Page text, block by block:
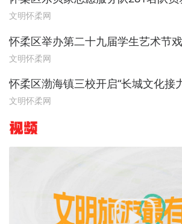
文明怀柔网
怀柔区举办第二十九届学生艺术节
文明怀柔网
怀柔区渤海镇三校开启“长城文化接
文明怀柔网
视频